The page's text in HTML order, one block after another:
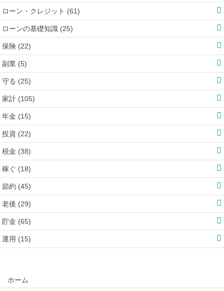
ローン・クレジット (61)
ローンの基礎知識 (25)
保険 (22)
副業 (5)
守る (25)
家計 (105)
年金 (15)
投資 (22)
税金 (38)
稼ぐ (18)
節約 (45)
老後 (29)
貯金 (65)
運用 (15)
ホーム